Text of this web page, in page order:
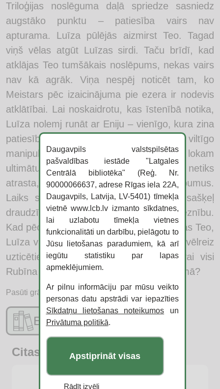
Triloģijas noslēguma daļā spriedze sasniedz
augstāko punktu – patiesība vairs nav
apturama. Luīza pūlējās aizmirst Teo. Tagad
viņš vēlas atgūt Luīzas sirdi. Taču brīdī, kad
atklājas Teo tumšākais noslēpums, nekas vairs
nav kā agrāk. Viņa nespēj noticēt tam, ko
Meistars pēc izaicinājuma pie ezera ir nodevis
atklātībai. Lai noskaidrotu, kas īstenībā notika,
Luīza nolemj runāt ar Eniju – vienīgo, kura zina
patiesību. Meistars turpina savu viltīgo
manipulāciju spēli un izsaka Rubīna lokam
ultimātu: ja Enija dažu nedēļu laikā netiks
atrasta, viņš izpaudīs visus Loka noslēpumus.
Laiks strauji rit uz priekšu. Aizdomas sašķeļ
draudzības. Uzticēšanās kļūst par greznību.
Kad pēc ilgākas prombūtnes atkal parādās Teo,
Luīza vairs nezina, ko darīt. Vai viņa var vēlreiz
uzticēties draugam? Un galvenais – vai visi
Rubīna loka noslēpumi tiešām nāks gaismā?
Pasūti grāmatu:
E-katalogs
Citas jaunās grāmatas
Daugavpils valstspilsētas
pašvaldības iestāde "Latgales
Centrālā bibliotēka" (Reģ. Nr.
90000066637, adrese Rīgas iela 22A,
Daugavpils, Latvija, LV-5401) tīmekļa
vietnē www.lcb.lv izmanto sīkdatnes,
lai uzlabotu tīmekļa vietnes
funkcionalitāti un darbību, pielāgotu to
Jūsu lietošanas paradumiem, kā arī
iegūtu statistiku par lapas
apmeklējumiem.
Ar pilnu informāciju par mūsu veikto
personas datu apstrādi var iepazīties
Sīkdatņu lietošanas noteikumos un
Privātuma politikā.
Apstiprināt visas
Rādīt izvēli